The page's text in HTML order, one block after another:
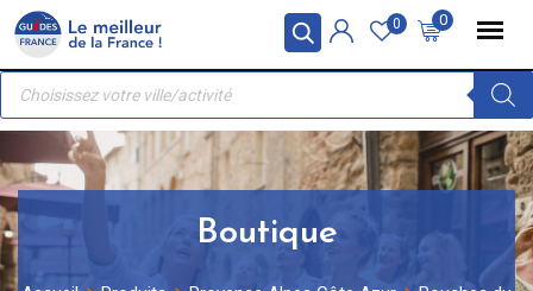
Panneau de gestion des cookies
Skip
content
0
0
Recherche
produits
Boutique